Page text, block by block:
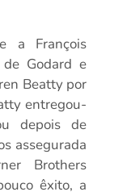
a François
Godard e
Beatty por
entregou-
depois de
assegurada
Brothers
êxito, a